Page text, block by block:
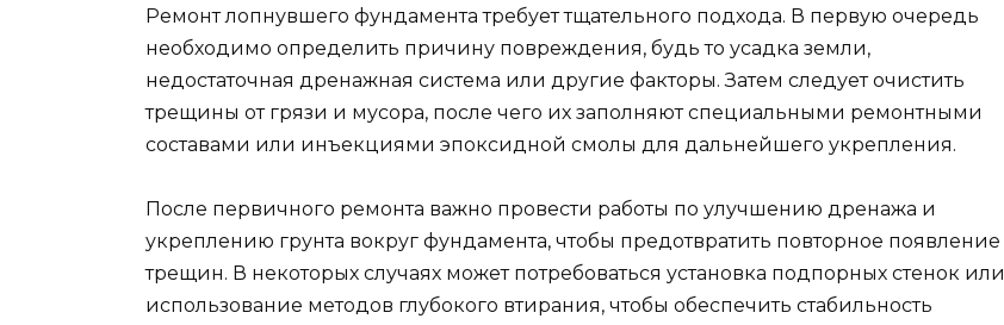
Ремонт лопнувшего фундамента требует тщательного подхода. В первую очередь
необходимо определить причину повреждения, будь то усадка земли,
недостаточная дренажная система или другие факторы. Затем следует очистить
трещины от грязи и мусора, после чего их заполняют специальными ремонтными
составами или инъекциями эпоксидной смолы для дальнейшего укрепления.
После первичного ремонта важно провести работы по улучшению дренажа и
укреплению грунта вокруг фундамента, чтобы предотвратить повторное появление
трещин. В некоторых случаях может потребоваться установка подпорных стенок или
использование методов глубокого втирания, чтобы обеспечить стабильность